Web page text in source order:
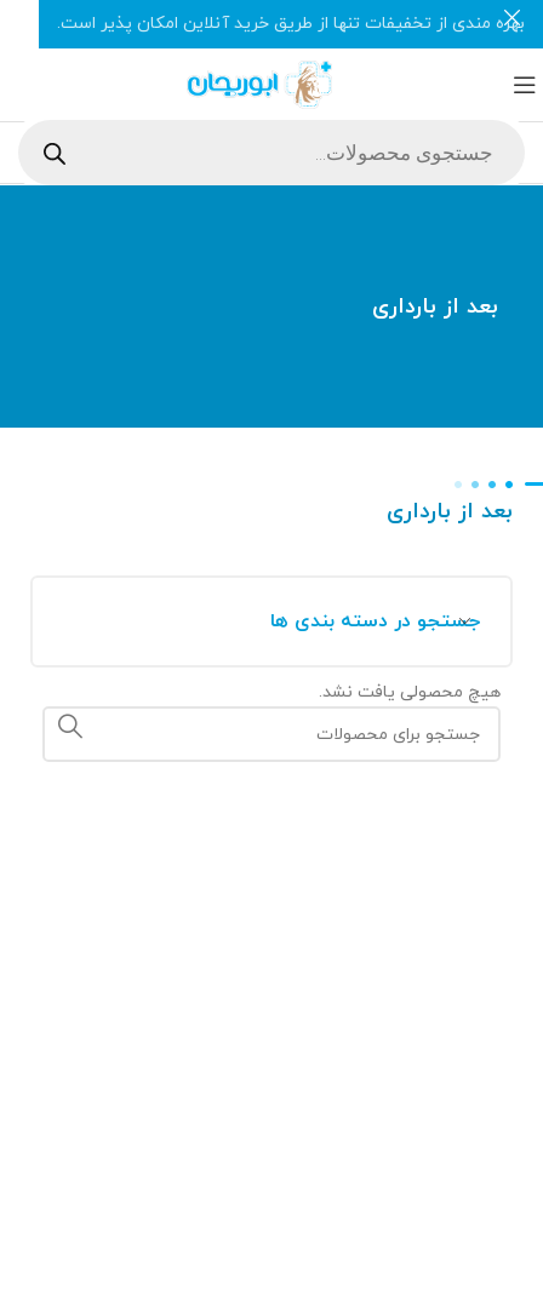
بعد از بارداری
بعد از بارداری
جستجو در دسته بندی ها
هیچ محصولی یافت نشد.
بهره مندی از تخفیفات تنها از طریق خرید آنلاین امکان پذیر است.